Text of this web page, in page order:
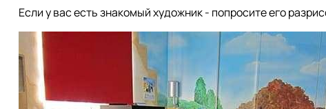
Если у вас есть знакомый художник - попросите его